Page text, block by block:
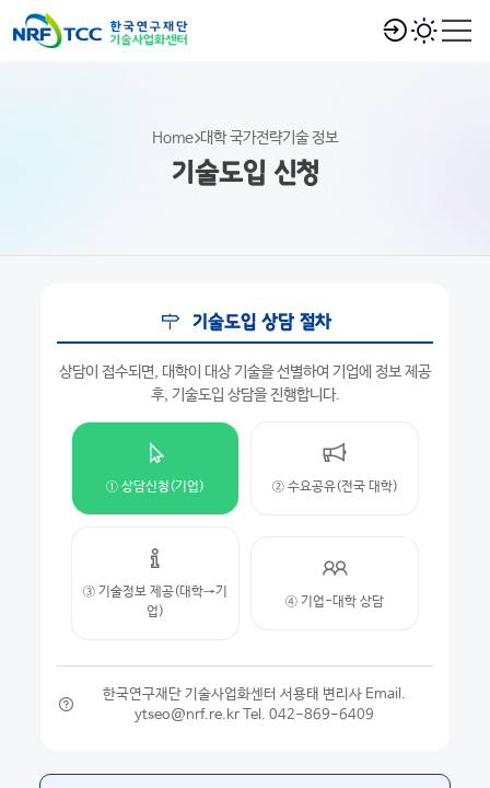
Home 대학 국가전략기술 정보
기술도입 신청
기술도입 상담 절차
상담이 접수되면, 대학이 대상 기술을 선별하여 기업에 정보 제공
후, 기술도입 상담을 진행합니다.
① 상담신청(기업) ② 수요공유(전국 대학)
③ 기술정보 제공(대학→기
업)
④ 기업-대학 상담
한국연구재단 기술사업화센터 서용태 변리사 Email.
ytseo@nrf.re.kr Tel. 042-869-6409